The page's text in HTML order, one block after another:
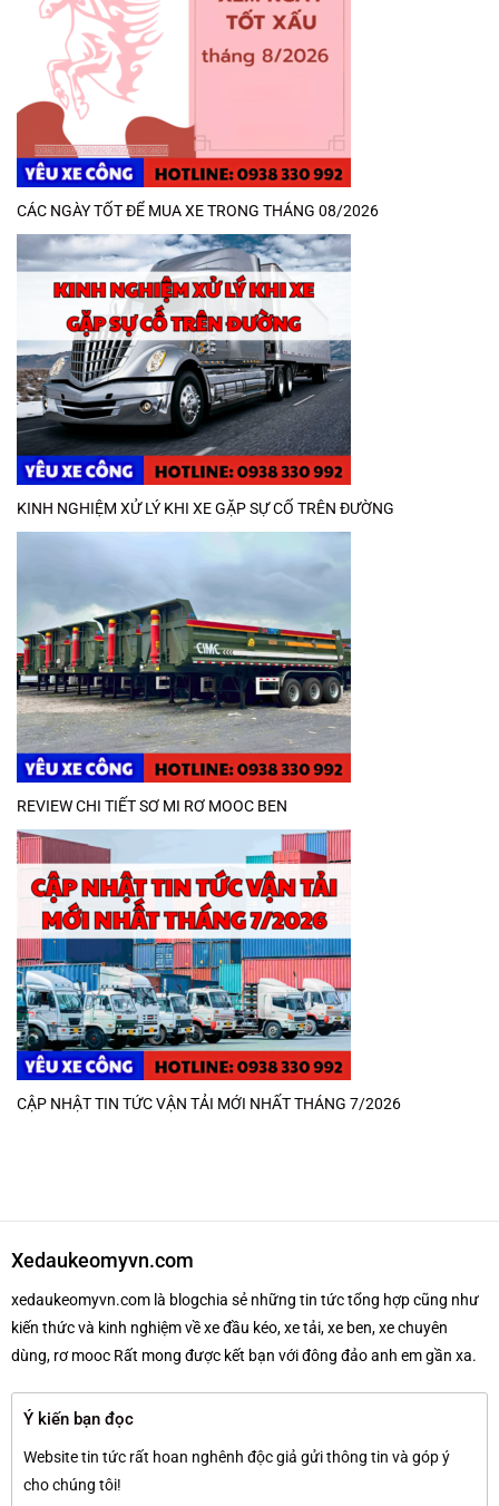
CÁC NGÀY TỐT ĐỂ MUA XE TRONG THÁNG 08/2026
KINH NGHIỆM XỬ LÝ KHI XE GẶP SỰ CỐ TRÊN ĐƯỜNG
REVIEW CHI TIẾT SƠ MI RƠ MOOC BEN
CẬP NHẬT TIN TỨC VẬN TẢI MỚI NHẤT THÁNG 7/2026
Xedaukeomyvn.com
xedaukeomyvn.com là blogchia sẻ những tin tức tổng hợp cũng như
kiến thức và kinh nghiệm về xe đầu kéo, xe tải, xe ben, xe chuyên
dùng, rơ mooc Rất mong được kết bạn với đông đảo anh em gần xa.
Ý kiến bạn đọc
Website tin tức rất hoan nghênh độc giả gửi thông tin và góp ý
cho chúng tôi!